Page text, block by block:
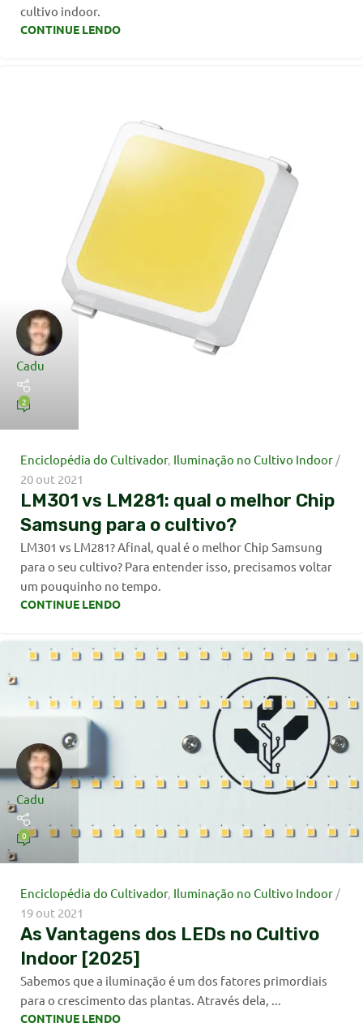
cultivo indoor.
CONTINUE LENDO
Cadu
2
Enciclopédia do Cultivador, Iluminação no Cultivo Indoor
20 out 2021
LM301 vs LM281: qual o melhor Chip
Samsung para o cultivo?
LM301 vs LM281? Afinal, qual é o melhor Chip Samsung
para o seu cultivo? Para entender isso, precisamos voltar
um pouquinho no tempo.
CONTINUE LENDO
Cadu
0
Enciclopédia do Cultivador, Iluminação no Cultivo Indoor
19 out 2021
As Vantagens dos LEDs no Cultivo
Indoor [2025]
Sabemos que a iluminação é um dos fatores primordiais
para o crescimento das plantas. Através dela, ...
CONTINUE LENDO